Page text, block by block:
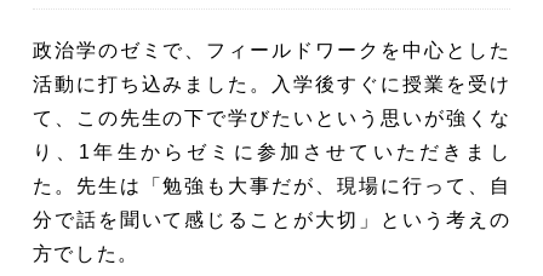
政治学のゼミで、フィールドワークを中心とした
活動に打ち込みました。入学後すぐに授業を受け
て、この先生の下で学びたいという思いが強くな
り、1年生からゼミに参加させていただきまし
た。先生は「勉強も大事だが、現場に行って、自
分で話を聞いて感じることが大切」という考えの
方でした。